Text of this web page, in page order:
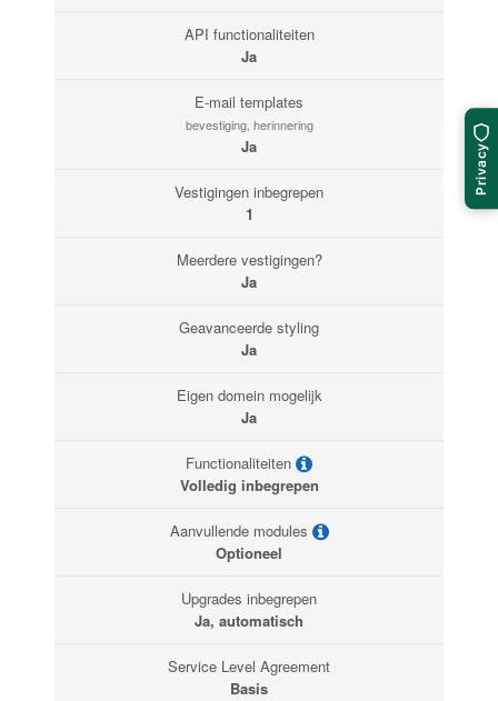
API functionaliteiten
Ja
E-mail templates
bevestiging, herinnering
Ja
Vestigingen inbegrepen
1
Meerdere vestigingen?
Ja
Geavanceerde styling
Ja
Eigen domein mogelijk
Ja
Functionaliteiten
Volledig inbegrepen
Aanvullende modules
Optioneel
Upgrades inbegrepen
Ja, automatisch
Service Level Agreement
Basis
Privacy